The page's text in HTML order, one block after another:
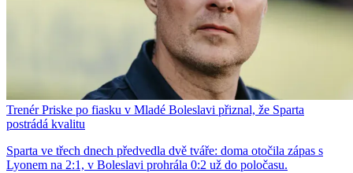
Trenér Priske po fiasku v Mladé Boleslavi přiznal, že Sparta
postrádá kvalitu
Sparta ve třech dnech předvedla dvě tváře: doma otočila zápas s
Lyonem na 2:1, v Boleslavi prohrála 0:2 už do poločasu.